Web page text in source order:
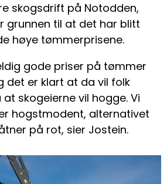
skogsdrift på Notodden,
grunnen til at det har blitt
høye tømmerprisene.
gode priser på tømmer
det er klart at da vil folk
skogeierne vil hogge. Vi
hogstmodent, alternativet
på rot, sier Jostein.